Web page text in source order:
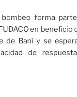
forma
en beneficio
de Baní y se
de